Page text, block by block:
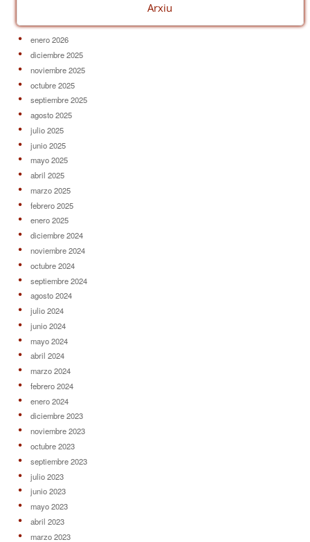
Arxiu
enero 2026
diciembre 2025
noviembre 2025
octubre 2025
septiembre 2025
agosto 2025
julio 2025
junio 2025
mayo 2025
abril 2025
marzo 2025
febrero 2025
enero 2025
diciembre 2024
noviembre 2024
octubre 2024
septiembre 2024
agosto 2024
julio 2024
junio 2024
mayo 2024
abril 2024
marzo 2024
febrero 2024
enero 2024
diciembre 2023
noviembre 2023
octubre 2023
septiembre 2023
julio 2023
junio 2023
mayo 2023
abril 2023
marzo 2023